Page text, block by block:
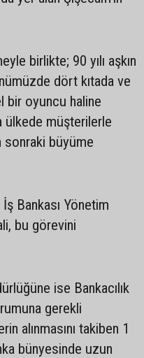
birlikte; 90 yılı aşkın
dört kıtada ve
bir oyuncu haline
ülkede müşterilerle
sonraki büyüme
Bankası Yönetim
bu görevini
ise Bankacılık
gerekli
alınmasını takiben 1
bünyesinde uzun